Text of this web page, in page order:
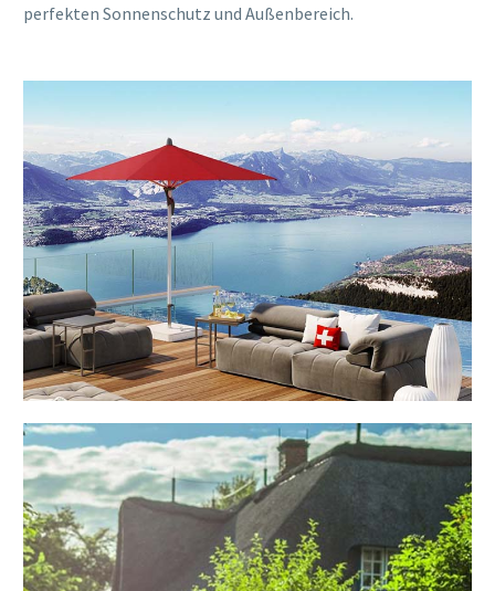
perfekten Sonnenschutz und Außenbereich.